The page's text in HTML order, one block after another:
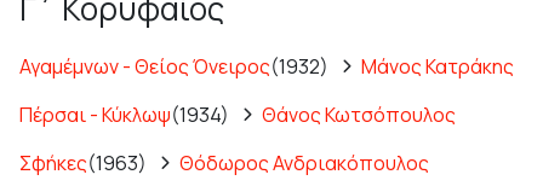
Αγαμέμνων - Θείος Όνειρος(1932)
Μάνος Κατράκης
Πέρσαι - Κύκλωψ(1934)
Θάνος Κωτσόπουλος
Σφήκες(1963)
Θόδωρος Ανδριακόπουλος